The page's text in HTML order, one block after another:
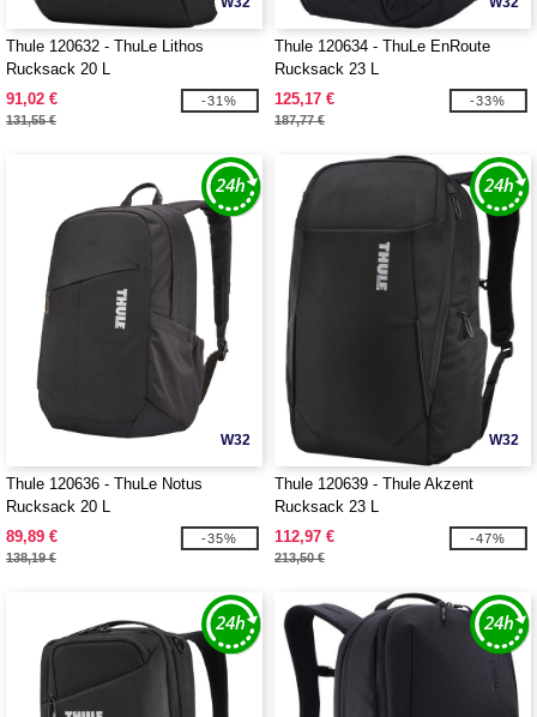
Thule 120632 - ThuLe Lithos
Rucksack 20 L
91,02 €
131,55 €
-31%
Thule 120634 - ThuLe EnRoute
Rucksack 23 L
125,17 €
187,77 €
-33%
W32
Thule 120636 - ThuLe Notus
Rucksack 20 L
89,89 €
138,19 €
-35%
W32
Thule 120639 - Thule Akzent
Rucksack 23 L
112,97 €
213,50 €
-47%